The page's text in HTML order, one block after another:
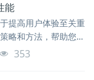
能
提高用户体验至关重
略和方法，帮助您提
用户更快速地访问和
353